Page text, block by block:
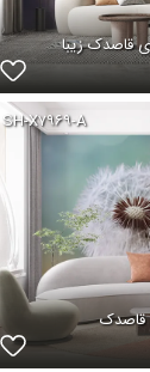
قاصدک زیبا
SH-X۷۹۶۹-A